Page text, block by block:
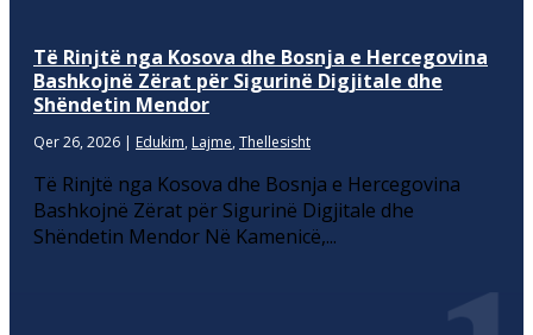
Të Rinjtë nga Kosova dhe Bosnja e Hercegovina
Bashkojnë Zërat për Sigurinë Digjitale dhe
Shëndetin Mendor
Qer 26, 2026 | Edukim, Lajme, Thellesisht
Të Rinjtë nga Kosova dhe Bosnja e Hercegovina
Bashkojnë Zërat për Sigurinë Digjitale dhe
Shëndetin Mendor Në Kamenicë,...